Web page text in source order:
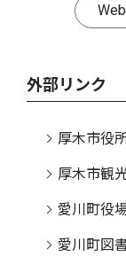
外部リンク
厚木市役
厚木市観
愛川町役
愛川町図